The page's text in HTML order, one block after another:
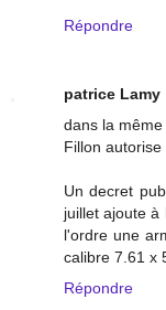
Répondre
patrice Lamy
dans la
Fillon
Un decret
juillet ajoute à
l'ordre une
calibre 7.61 x
Répondre